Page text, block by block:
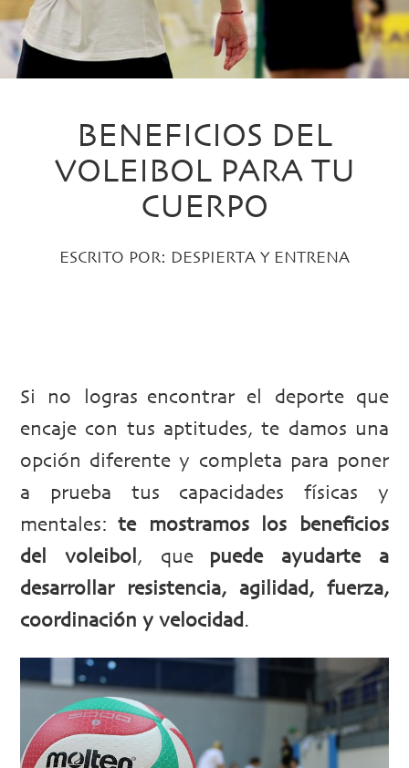
BENEFICIOS DEL
VOLEIBOL PARA TU
CUERPO
ESCRITO POR: DESPIERTA Y ENTRENA
Si no logras encontrar el deporte que
encaje con tus aptitudes, te damos una
opción diferente y completa para poner
a prueba tus capacidades físicas y
mentales: te mostramos los beneficios
del voleibol , que puede ayudarte a
desarrollar resistencia, agilidad, fuerza,
coordinación y velocidad .